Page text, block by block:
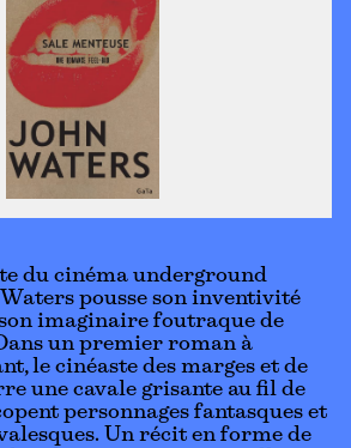
du cinéma underground
pousse son inventivité
imaginaire foutraque de
un premier roman à
le cinéaste des marges et de
une cavale grisante au fil de
personnages fantasques et
Un récit en forme de